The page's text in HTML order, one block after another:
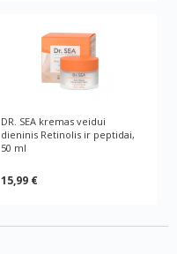
DR. SEA kremas veidui
dieninis Retinolis ir peptidai,
50 ml
15,99 €